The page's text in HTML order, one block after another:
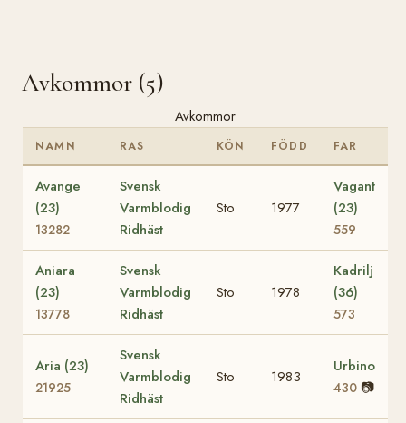
Avkommor (5)
Avkommor
NAMN RAS KÖN FÖDD FAR
Avange
(23)
13282
Svensk
Varmblodig
Ridhäst
Sto 1977
Vagant
(23)
559
Aniara
(23)
13778
Svensk
Varmblodig
Ridhäst
Sto 1978
Kadrilj
(36)
573
Aria (23)
21925
Svensk
Varmblodig
Ridhäst
Sto 1983
Urbino
430 📷